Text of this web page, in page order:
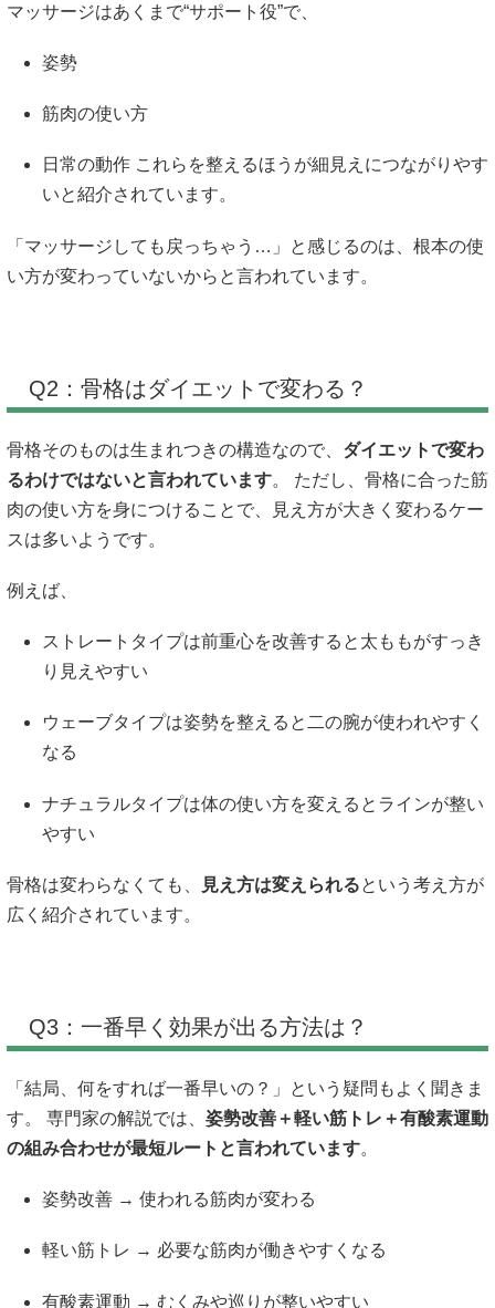
マッサージはあくまで“サポート役”で、
姿勢
筋肉の使い方
日常の動作 これらを整えるほうが細見えにつながりやす
いと紹介されています。
「マッサージしても戻っちゃう…」と感じるのは、根本の使
い方が変わっていないからと言われています。
Q2：骨格はダイエットで変わる？
骨格そのものは生まれつきの構造なので、 ダイエットで変わ
るわけではないと言われています。 ただし、骨格に合った筋
肉の使い方を身につけることで、見え方が大きく変わるケー
スは多いようです。
例えば、
ストレートタイプは前重心を改善すると太ももがすっき
り見えやすい
ウェーブタイプは姿勢を整えると二の腕が使われやすく
なる
ナチュラルタイプは体の使い方を変えるとラインが整い
やすい
骨格は変わらなくても、 見え方は変えられるという考え方が
広く紹介されています。
Q3：一番早く効果が出る方法は？
「結局、何をすれば一番早いの？」という疑問もよく聞きま
す。 専門家の解説では、 姿勢改善＋軽い筋トレ＋有酸素運動
の組み合わせが最短ルートと言われています。
姿勢改善 → 使われる筋肉が変わる
軽い筋トレ → 必要な筋肉が働きやすくなる
有酸素運動 → むくみや巡りが整いやすい